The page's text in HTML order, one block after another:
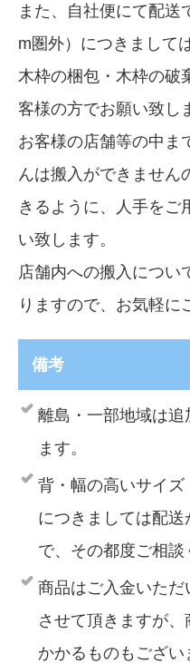
また、自社便にて配送
m圏外）につきまして
木枠の梱包・木枠の破
客様の方でお願い致し
お客様の店舗等の中ま
んは搬入ができません
きるように、人手をご
い致します。
店舗内への搬入につい
りますので、お気軽に
備考
離島・一部地域は追
ます。
背・幅の高いサイ
につきましては配
で、その都度ご相談
商品はご入金いた
させて頂きますが
かかるものもござい